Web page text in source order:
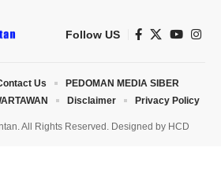
Follow US
All Rights Reserved. Designed by HCD
Us
PEDOMAN MEDIA SIBER
Disclaimer Privacy Policy